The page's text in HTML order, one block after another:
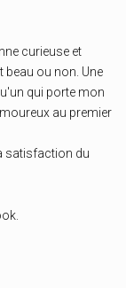
curieuse et
beau ou non. Une
qui porte mon
au premier
satisfaction du